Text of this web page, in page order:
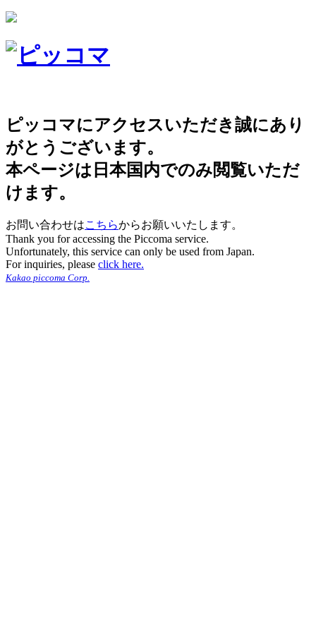
ピッコマにアクセスいただき誠にあり
がとうございます。
本ページは日本国内でのみ閲覧いただ
けます。
お問い合わせはこちらからお願いいたします。
Thank you for accessing the Piccoma service.
Unfortunately, this service can only be used from Japan.
For inquiries, please click here.
Kakao piccoma Corp.